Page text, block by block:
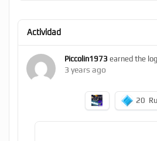
Actividad
Piccolin1973 earned the
3 years ago
20